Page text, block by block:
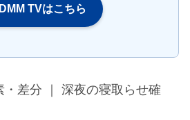
TVはこちら
差分 ｜ 深夜の寝取らせ確